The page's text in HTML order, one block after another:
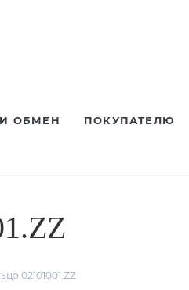
ОБМЕН ПОКУПАТЕЛЮ
02101001.ZZ